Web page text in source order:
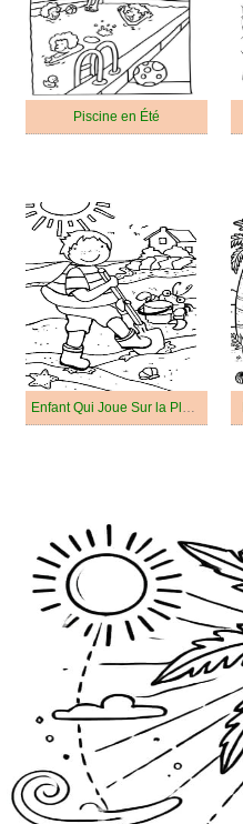
Piscine en Été
Enfant Qui Joue Sur la Plage en Été